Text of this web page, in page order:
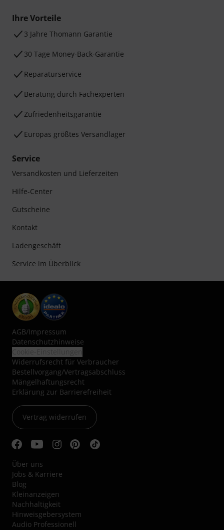
Ihre Vorteile
3 Jahre Thomann Garantie
30 Tage Money-Back-Garantie
Reparaturservice
Beratung durch Fachexperten
Zufriedenheitsgarantie
Europas größtes Versandlager
Service
Versandkosten und Lieferzeiten
Hilfe-Center
Gutscheine
Kontakt
Ladengeschäft
Service im Überblick
AGB/Impressum
Datenschutzhinweise
Widerrufsrecht für Verbraucher
Bestellvorgang/Vertragsabschluss
Mängelhaftungsrecht
Erklärung zur Barrierefreiheit
Vertrag widerrufen
Über uns
Jobs & Karriere
Blog
Kleinanzeigen
Nachhaltigkeit
Hinweisgebersystem
Audio Professionell